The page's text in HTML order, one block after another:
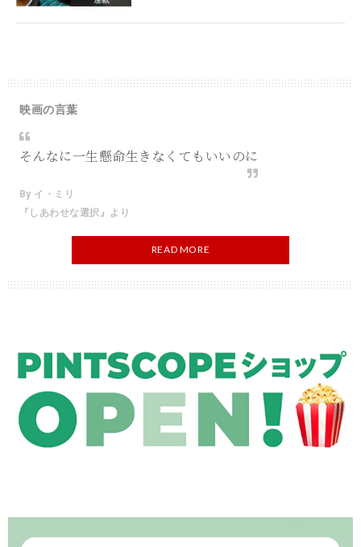
映画の言葉
そんなに一生懸命生きなくてもいいのに
By イ・ミリ
『しあわせな選択』より
READ MORE